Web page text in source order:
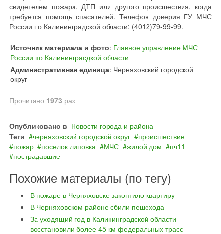
свидетелем пожара, ДТП или другого происшествия, когда
требуется помощь спасателей. Телефон доверия ГУ МЧС
России по Калининградской области: (4012)79-99-99.
Источник материала и фото: Главное управление МЧС
России по Калининграсдкой области
Административная единица: Черняховский городской
округ
Прочитано 1973 раз
Опубликовано в Новости города и района
Теги
черняховский городской округ
происшествие
пожар
поселок липовка МЧС жилой дом
пч11
пострадавшие
Похожие материалы (по тегу)
В пожаре в Черняховске закоптило квартиру
В Черняховском районе сбили пешехода
За уходящий год в Калининградской области
восстановили более 45 км федеральных трасс